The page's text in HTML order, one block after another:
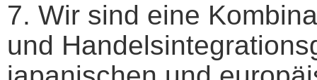
7. Wir sind eine
und